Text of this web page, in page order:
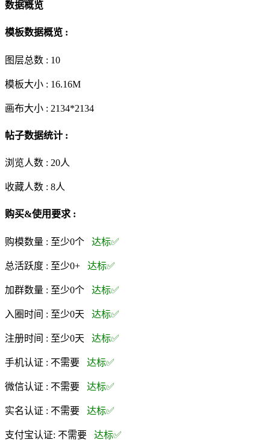
数据概览
模板数据概览 :
图层总数 : 10
模板大小 : 16.16M
画布大小 : 2134*2134
帖子数据统计 :
浏览人数 : 20人
收藏人数 : 8人
购买&使用要求 :
购模数量 : 至少0个 达标✅
总活跃度 : 至少0+ 达标✅
加群数量 : 至少0个 达标✅
入圈时间 : 至少0天 达标✅
注册时间 : 至少0天 达标✅
手机认证 : 不需要 达标✅
微信认证 : 不需要 达标✅
实名认证 : 不需要 达标✅
支付宝认证: 不需要 达标✅